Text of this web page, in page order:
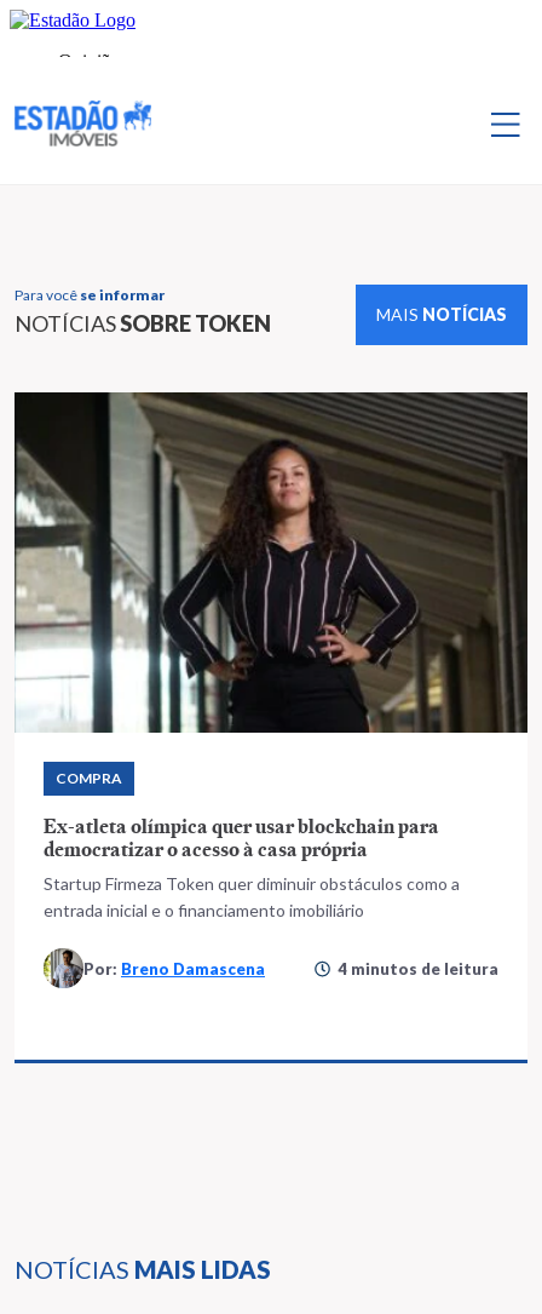
Para você se informar
NOTÍCIASSOBRE TOKEN MAIS NOTÍCIAS
NOTÍCIAS MAIS LIDAS
COMPRA
Ex-atleta olímpica quer usar blockchain para
democratizar o acesso à casa própria
Startup Firmeza Token quer diminuir obstáculos como a
entrada inicial e o financiamento imobiliário
Por: Breno Damascena 4 minutos de leitura